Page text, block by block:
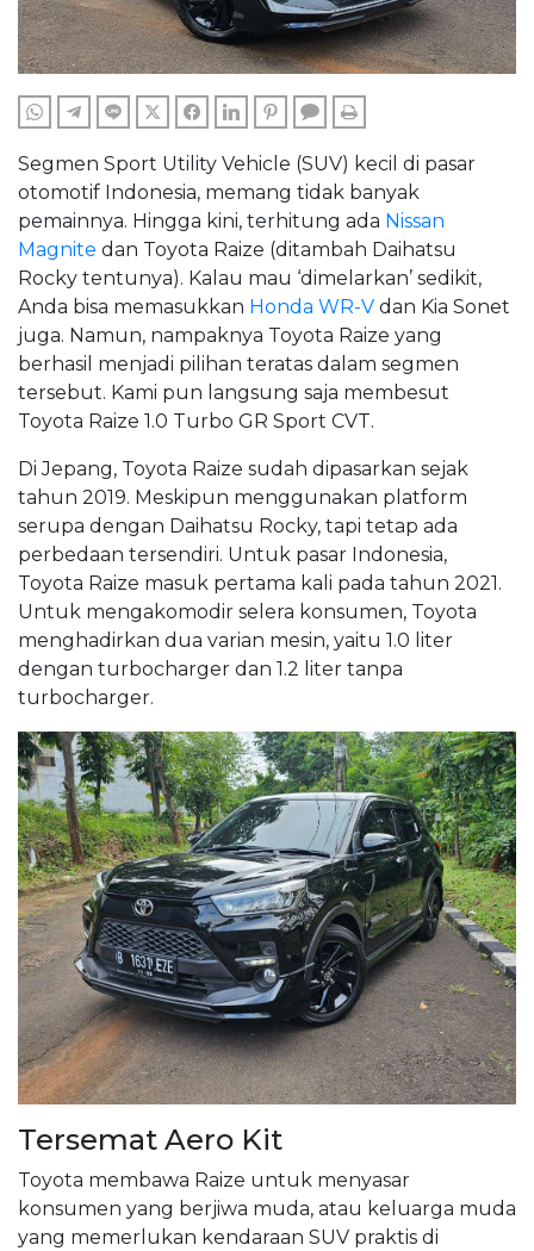
WHATSAPPTELEGRAM
LINE TWITTERFACEBOOKLINKEDINPINTERESTCOMMENTS
Segmen Sport Utility Vehicle (SUV) kecil di pasar
otomotif Indonesia, memang tidak banyak
pemainnya. Hingga kini, terhitung ada Nissan
Magnite dan Toyota Raize (ditambah Daihatsu
Rocky tentunya). Kalau mau ‘dimelarkan’ sedikit,
Anda bisa memasukkan Honda WR-V dan Kia Sonet
juga. Namun, nampaknya Toyota Raize yang
berhasil menjadi pilihan teratas dalam segmen
tersebut. Kami pun langsung saja membesut
Toyota Raize 1.0 Turbo GR Sport CVT.
Di Jepang, Toyota Raize sudah dipasarkan sejak
tahun 2019. Meskipun menggunakan platform
serupa dengan Daihatsu Rocky, tapi tetap ada
perbedaan tersendiri. Untuk pasar Indonesia,
Toyota Raize masuk pertama kali pada tahun 2021.
Untuk mengakomodir selera konsumen, Toyota
menghadirkan dua varian mesin, yaitu 1.0 liter
dengan turbocharger dan 1.2 liter tanpa
turbocharger.
Tersemat Aero Kit
Toyota membawa Raize untuk menyasar
konsumen yang berjiwa muda, atau keluarga muda
yang memerlukan kendaraan SUV praktis di